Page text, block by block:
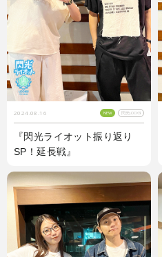
2024.08.16 NEW 閃光LOCKS!
『閃光ライオット振り返り
SP！延長戦』